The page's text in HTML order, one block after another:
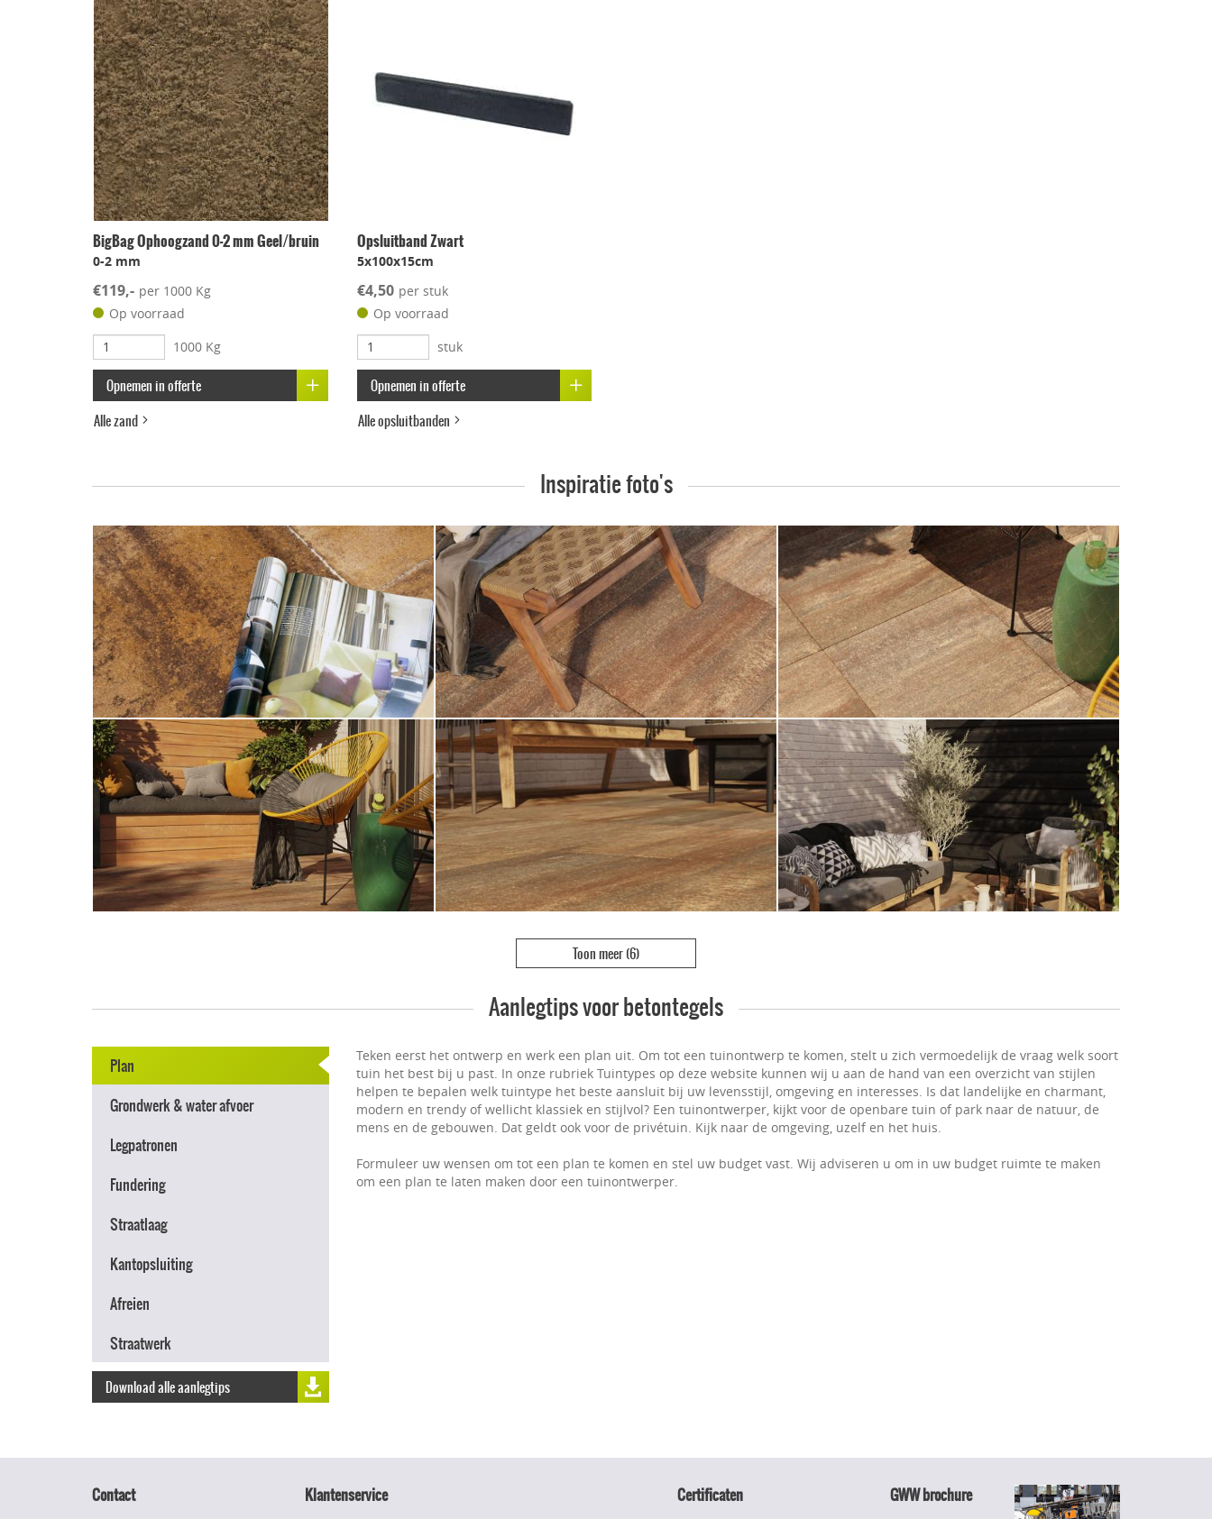
BigBag Ophoogzand 0-2 mm Geel/bruin
0-2 mm
€119,- per 1000 Kg
Op voorraad
1000 Kg
Opnemen in offerte
Alle zand
Opsluitband Zwart
5x100x15cm
€4,50 per stuk
Op voorraad
stuk
Opnemen in offerte
Alle opsluitbanden
Inspiratie foto's
Toon meer(6)
Aanlegtips voor betontegels
Plan
Grondwerk & water afvoer
Legpatronen
Fundering
Straatlaag
Kantopsluiting
Afreien
Straatwerk
Download alle aanlegtips
Teken eerst het ontwerp en werk een plan uit. Om tot een tuinontwerp te komen, stelt u zich vermoedelijk de vraag welk soort
tuin het best bij u past. In onze rubriek Tuintypes op deze website kunnen wij u aan de hand van een overzicht van stijlen
helpen te bepalen welk tuintype het beste aansluit bij uw levensstijl, omgeving en interesses. Is dat landelijke en charmant,
modern en trendy of wellicht klassiek en stijlvol? Een tuinontwerper, kijkt voor de openbare tuin of park naar de natuur, de
mens en de gebouwen. Dat geldt ook voor de privétuin. Kijk naar de omgeving, uzelf en het huis.
Formuleer uw wensen om tot een plan te komen en stel uw budget vast. Wij adviseren u om in uw budget ruimte te maken
om een plan te laten maken door een tuinontwerper.
Contact Klantenservice Certificaten GWW brochure